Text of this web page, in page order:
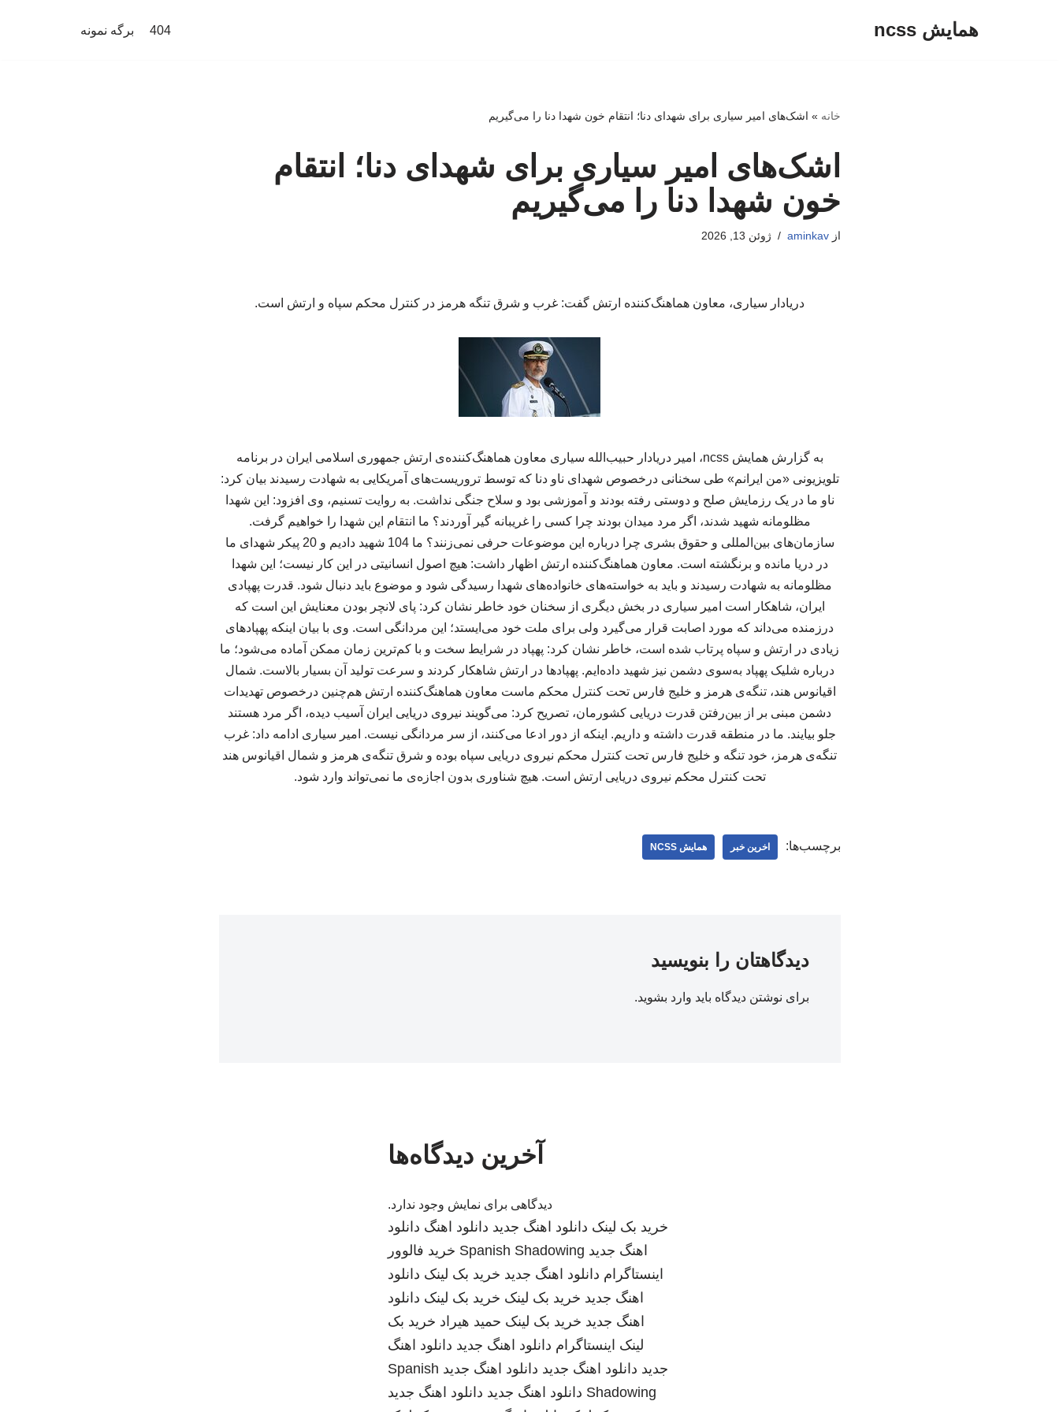
همایش ncss 404 برگه نمونه
خانه » اشک‌های امیر سیاری برای شهدای دنا؛ انتقام خون شهدا دنا را می‌گیریم
اشک‌های امیر سیاری برای شهدای دنا؛ انتقام
خون شهدا دنا را می‌گیریم
ازaminkav ژوئن 13, 2026
دریادار سیاری، معاون هماهنگ‌کننده ارتش گفت: غرب و شرق تنگه هرمز در کنترل محکم سپاه و ارتش است.
به گزارش همایش ncss، امیر دریادار حبیب‌الله سیاری معاون هماهنگ‌کننده‌ی ارتش جمهوری اسلامی ایران در برنامه
تلویزیونی «من ایرانم» طی سخنانی درخصوص شهدای ناو دنا که توسط تروریست‌های آمریکایی به شهادت رسیدند بیان کرد:
ناو ما در یک رزمایش صلح و دوستی رفته بودند و آموزشی بود و سلاح جنگی نداشت. به روایت تسنیم، وی افزود: این شهدا
مظلومانه شهید شدند، اگر مرد میدان بودند چرا کسی را غریبانه گیر آوردند؟ ما انتقام این شهدا را خواهیم گرفت.
سازمان‌های بین‌المللی و حقوق بشری چرا درباره این موضوعات حرفی نمی‌زنند؟ ما 104 شهید دادیم و 20 پیکر شهدای ما
در دریا مانده و برنگشته است. معاون هماهنگ‌کننده ارتش اظهار داشت: هیچ اصول انسانیتی در این کار نیست؛ این شهدا
مظلومانه به شهادت رسیدند و باید به خواسته‌های خانواده‌های شهدا رسیدگی شود و موضوع باید دنبال شود. قدرت پهپادی
ایران، شاهکار است امیر سیاری در بخش دیگری از سخنان خود خاطر نشان کرد: پای لانچر بودن معنایش این است که
درزمنده می‌داند که مورد اصابت قرار می‌گیرد ولی برای ملت خود می‌ایستد؛ این مردانگی است. وی با بیان اینکه پهپادهای
زیادی در ارتش و سپاه پرتاب شده است، خاطر نشان کرد: پهپاد در شرایط سخت و با کم‌ترین زمان ممکن آماده می‌شود؛ ما
درباره شلیک پهپاد به‌سوی دشمن نیز شهید داده‌ایم. پهپادها در ارتش شاهکار کردند و سرعت تولید آن بسیار بالاست. شمال
اقیانوس هند، تنگه‌ی هرمز و خلیج فارس تحت کنترل محکم ماست معاون هماهنگ‌کننده ارتش هم‌چنین درخصوص تهدیدات
دشمن مبنی بر از بین‌رفتن قدرت دریایی کشورمان، تصریح کرد: می‌گویند نیروی دریایی ایران آسیب دیده، اگر مرد هستند
جلو بیایند. ما در منطقه قدرت داشته و داریم. اینکه از دور ادعا می‌کنند، از سر مردانگی نیست. امیر سیاری ادامه داد: غرب
تنگه‌ی هرمز، خود تنگه و خلیج فارس تحت کنترل محکم نیروی دریایی سپاه بوده و شرق تنگه‌ی هرمز و شمال اقیانوس هند
تحت کنترل محکم نیروی دریایی ارتش است. هیچ شناوری بدون اجازه‌ی ما نمی‌تواند وارد شود.
برچسب‌ها: اخرین خبر همایش NCSS
دیدگاهتان را بنویسید
برای نوشتن دیدگاه باید وارد بشوید.
آخرین دیدگاه‌ها
دیدگاهی برای نمایش وجود ندارد.
خرید بک لینک دانلود اهنگ جدید دانلود اهنگ دانلود
اهنگ جدید Spanish Shadowing خرید فالوور
اینستاگرام دانلود اهنگ جدید خرید بک لینک دانلود
اهنگ جدید خرید بک لینک خرید بک لینک دانلود
اهنگ جدید خرید بک لینک حمید هیراد خرید بک
لینک اینستاگرام دانلود اهنگ جدید دانلود اهنگ
جدید دانلود اهنگ جدید دانلود اهنگ جدید Spanish
Shadowing دانلود اهنگ جدید دانلود اهنگ جدید